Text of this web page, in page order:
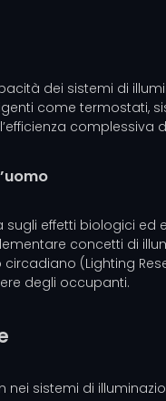
dei sistemi di
come termostati,
complessiva
sugli effetti biologici
concetti di
(Lighting
degli occupanti.
sistemi di